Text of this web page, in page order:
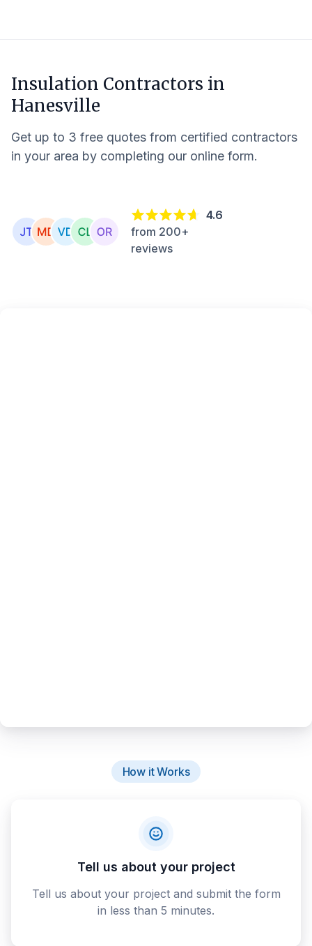
Insulation Contractors in
Hanesville
Get up to 3 free quotes from certified contractors
in your area by completing our online form.
4.6
from 200+
reviews
How it Works
Tell us about your project
Tell us about your project and submit the form
in less than 5 minutes.